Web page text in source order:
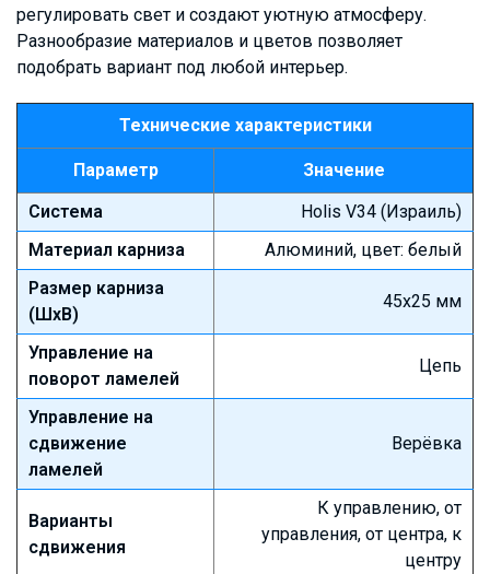
регулировать свет и создают уютную атмосферу.
Разнообразие материалов и цветов позволяет
подобрать вариант под любой интерьер.
Технические характеристики
Параметр
Значение
Система
Holis V34 (Израиль)
Материал карниза
Алюминий, цвет: белый
Размер карниза
(ШхВ)
45х25 мм
Управление на
поворот ламелей
Цепь
Управление на
сдвижение
ламелей
Верёвка
Варианты
сдвижения
К управлению, от
управления, от центра, к
центру